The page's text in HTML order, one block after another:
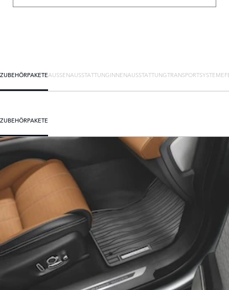
ZUBEHÖRPAKETEAUSSENAUSSTATTUNG INNENAUSSTATTUNGTRANSPORTSYSTEME
ZUBEHÖRPAKETE